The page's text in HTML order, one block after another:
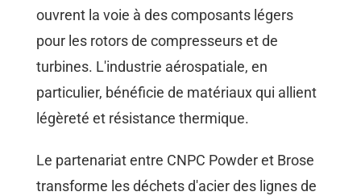
ouvrent la voie à des composants légers
pour les rotors de compresseurs et de
turbines. L'industrie aérospatiale, en
particulier, bénéficie de matériaux qui allient
légèreté et résistance thermique.
Le partenariat entre CNPC Powder et Brose
transforme les déchets d'acier des lignes de